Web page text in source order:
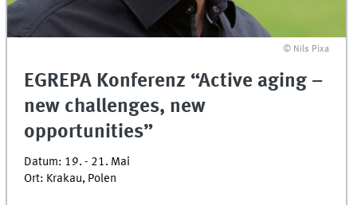
© Nils Pixa
EGREPA Konferenz “Active aging –
new challenges, new
opportunities”
Datum: 19. - 21. Mai
Ort: Krakau, Polen